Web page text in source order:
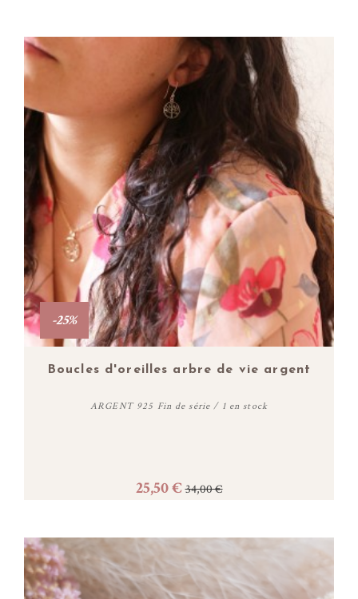
Acheter
-25%
Boucles d'oreilles arbre de vie argent
ARGENT 925 Fin de série / 1 en stock
25,50 € 34,00 €